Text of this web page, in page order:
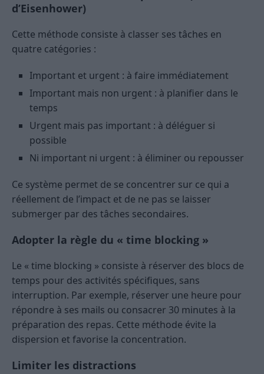
d’Eisenhower)
Cette méthode consiste à classer ses tâches en
quatre catégories :
Important et urgent : à faire immédiatement
Important mais non urgent : à planifier dans le
temps
Urgent mais pas important : à déléguer si
possible
Ni important ni urgent : à éliminer ou repousser
Ce système permet de se concentrer sur ce qui a
réellement de l’impact et de ne pas se laisser
submerger par des tâches secondaires.
Adopter la règle du « time blocking »
Le « time blocking » consiste à réserver des blocs de
temps pour des activités spécifiques, sans
interruption. Par exemple, réserver une heure pour
répondre à ses mails ou consacrer 30 minutes à la
préparation des repas. Cette méthode évite la
dispersion et favorise la concentration.
Limiter les distractions